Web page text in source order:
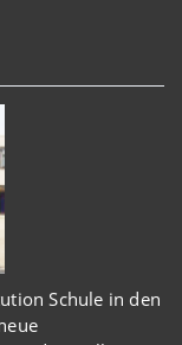
Schule in den